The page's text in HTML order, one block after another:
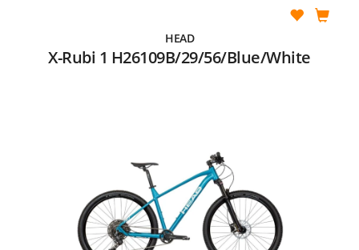
HEAD
X-Rubi 1 H26109B/29/56/Blue/White